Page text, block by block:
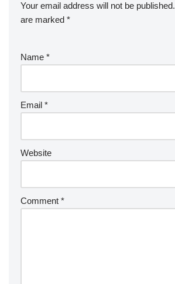
Your email address will not be published.
are marked *
Name *
Email *
Website
Comment *